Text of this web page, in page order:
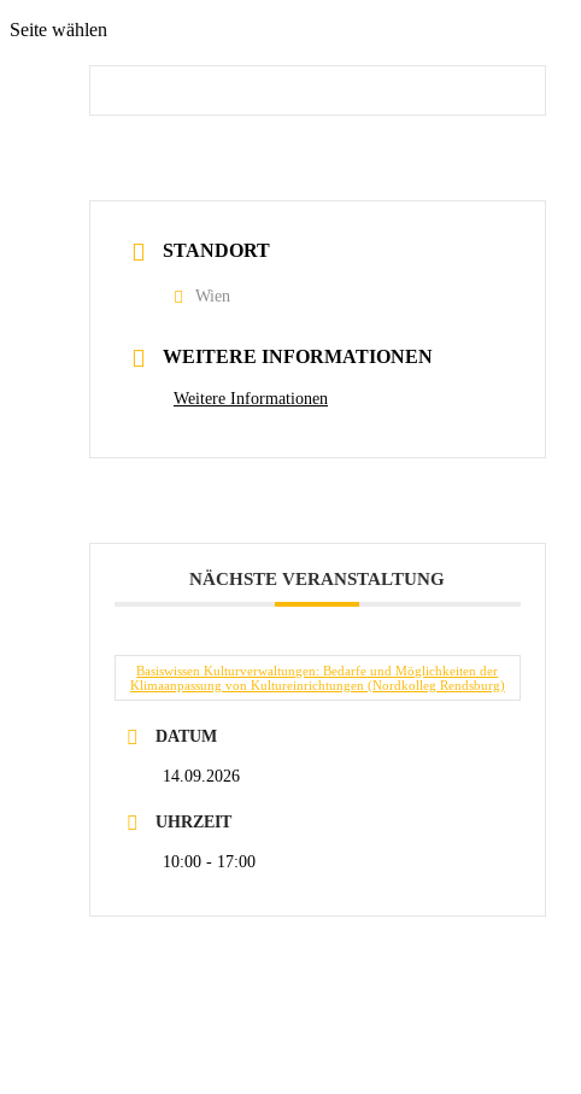
Seite wählen
STANDORT
Wien
WEITERE INFORMATIONEN
Weitere Informationen
NÄCHSTE VERANSTALTUNG
Basiswissen Kulturverwaltungen: Bedarfe und Möglichkeiten der
Klimaanpassung von Kultureinrichtungen (Nordkolleg Rendsburg)
DATUM
14.09.2026
UHRZEIT
10:00 - 17:00